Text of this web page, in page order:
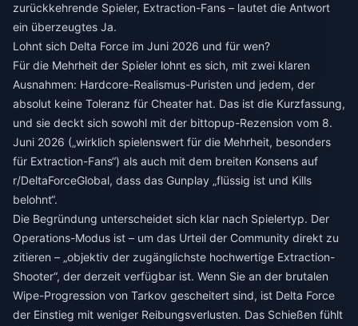
zurückkehrende Spieler, Extraction-Fans – lautet die Antwort
ein überzeugtes Ja.
Lohnt sich Delta Force im Juni 2026 und für wen?
Für die Mehrheit der Spieler lohnt es sich, mit zwei klaren
Ausnahmen: Hardcore-Realismus-Puristen und jedem, der
absolut keine Toleranz für Cheater hat. Das ist die Kurzfassung,
und sie deckt sich sowohl mit der bittopup-Rezension vom 8.
Juni 2026 („wirklich spielenswert für die Mehrheit, besonders
für Extraction-Fans“) als auch mit dem breiten Konsens auf
r/DeltaForceGlobal, dass das Gunplay „flüssig ist und Kills
belohnt“.
Die Begründung unterscheidet sich klar nach Spielertyp. Der
Operations-Modus ist – um das Urteil der Community direkt zu
zitieren – „objektiv der zugänglichste hochwertige Extraction-
Shooter“, der derzeit verfügbar ist. Wenn Sie an der brutalen
Wipe-Progression von Tarkov gescheitert sind, ist Delta Force
der Einstieg mit weniger Reibungsverlusten. Das Schießen fühlt